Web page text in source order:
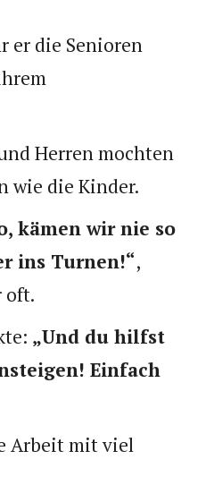
er die Senioren
Herren mochten
wie die Kinder.
kämen wir nie so
ins Turnen!“,
oft.
„Und du hilfst
Einfach
Arbeit mit viel